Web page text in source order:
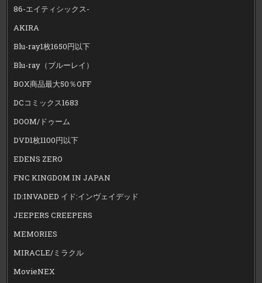
86-エイティシックス-
AKIRA
Blu-ray1枚1650円以下
Blu-ray（ブルーレイ）
BOX商品最大50％OFF
DCコミックス1683
DOOM/ドゥーム
DVD1枚1100円以下
EDENS ZERO
FNC KINGDOM IN JAPAN
ID:INVADED イド:インヴェイデッド
JEEPERS CREEPERS
MEMORIES
MIRACLE/ミラクル
MovieNEX